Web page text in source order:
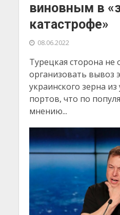
виновным в
катастрофе»
08.06.2022
Турецкая сторона не
организовать вывоз
украинского зерна
портов, что по
мнению...